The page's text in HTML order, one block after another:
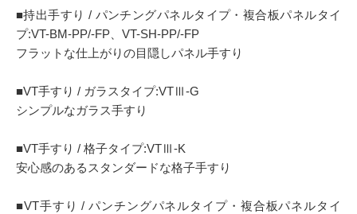
■持出手すり / パンチングパネルタイプ・複合板パネルタイ
プ:VT-BM-PP/-FP、VT-SH-PP/-FP
フラットな仕上がりの目隠しパネル手すり
■VT手すり / ガラスタイプ:VTⅢ-G
シンプルなガラス手すり
■VT手すり / 格子タイプ:VTⅢ-K
安心感のあるスタンダードな格子手すり
■VT手すり / パンチングパネルタイプ・複合板パネルタイ